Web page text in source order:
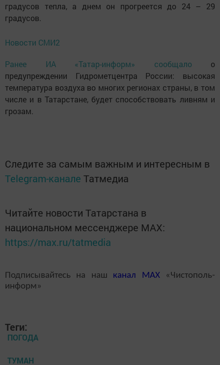
градусов тепла, а днем он прогреется до 24 – 29
градусов.
Новости СМИ2
Ранее ИА «Татар-информ» сообщало о
предупреждении Гидрометцентра России: высокая
температура воздуха во многих регионах страны, в том
числе и в Татарстане, будет способствовать ливням и
грозам.
Следите за самым важным и интересным в
Telegram-канале Татмедиа
Читайте новости Татарстана в
национальном мессенджере MАХ:
https://max.ru/tatmedia
Подписывайтесь на наш канал MAX«Чистополь-
информ»
Теги:
ПОГОДА
ТУМАН